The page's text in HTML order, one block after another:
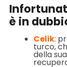
è in
Celik:
turco,
della